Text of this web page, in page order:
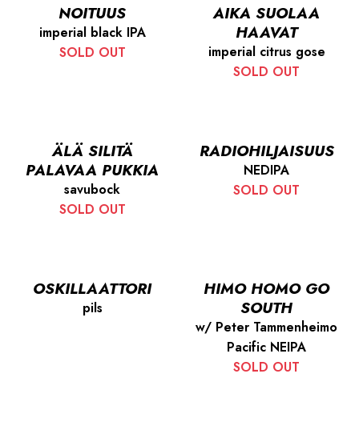
NOITUUS
imperial black IPA
SOLD OUT
AIKA SUOLAA
HAAVAT
imperial citrus gose
SOLD OUT
ÄLÄ SILITÄ
PALAVAA PUKKIA
savubock
SOLD OUT
RADIOHILJAISUUS
NEDIPA
SOLD OUT
OSKILLAATTORI
pils
HIMO HOMO GO
SOUTH
w/ Peter Tammenheimo
Pacific NEIPA
SOLD OUT